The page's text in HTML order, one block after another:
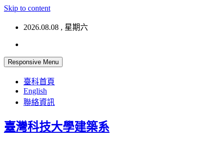
Skip to content
2026.08.08 , 星期六
Responsive Menu
臺科首頁
English
聯絡資訊
臺灣科技大學建築系